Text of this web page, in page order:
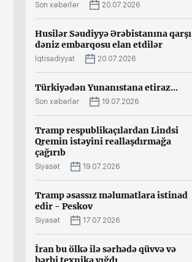
Son xəbərlər 20.07.2026
Husilər Səudiyyə Ərəbistanına qarşı
dəniz embarqosu elan etdilər
İqtisadiyyat 20.07.2026
Türkiyədən Yunanıstana etiraz...
Son xəbərlər 19.07.2026
Tramp respublikaçılardan Lindsi
Qremin istəyini reallaşdırmağa
çağırıb
Siyasət 19.07.2026
Tramp əsassız məlumatlara istinad
edir - Peskov
Siyasət 17.07.2026
İran bu ölkə ilə sərhədə qüvvə və